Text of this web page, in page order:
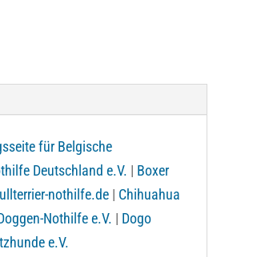
für Belgische
Deutschland e.V. | Boxer
nothilfe.de | Chihuahua
Nothilfe e.V. | Dogo
e.V.